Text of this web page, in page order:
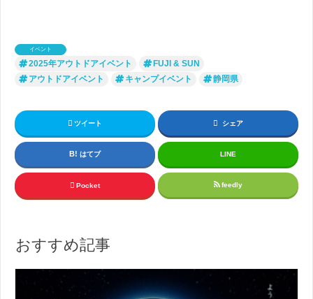
イベント
2025年アウトドアイベント
FUJI & SUN
アウトドアイベント
キャンプイベント 静岡県
ツイート シェア
はてブ LINE
Pocket feedly
おすすめ記事